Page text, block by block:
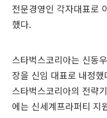
전문경영인 각자대표로
했다.
스타벅스코리아는 신동
장을 신임 대표로 내정
스타벅스코리아의 전략
에는 신세계프라퍼티 지